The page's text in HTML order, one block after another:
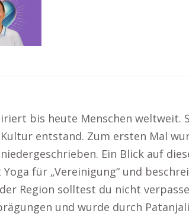
bis heute Menschen weltweit.
entstand. Zum ersten Mal
Ein Blick auf
für „Vereinigung“ und
Region solltest du nicht
und wurde durch